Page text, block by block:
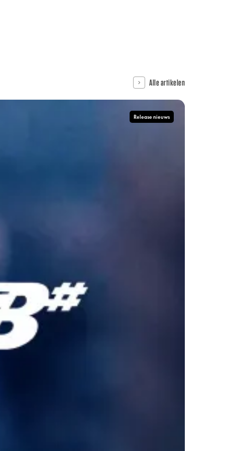
Alle artikelen
Release nieuws